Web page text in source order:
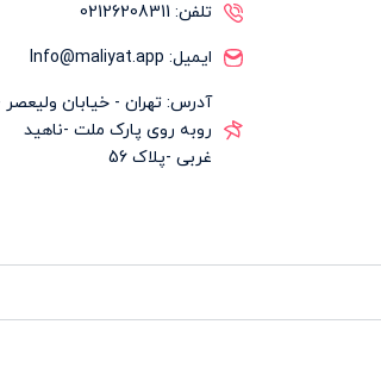
تلفن: 02126208311
ایمیل: Info@maliyat.app
آدرس: تهران - خیابان ولیعصر
روبه روی پارک ملت -ناهید
غربی -پلاک 56